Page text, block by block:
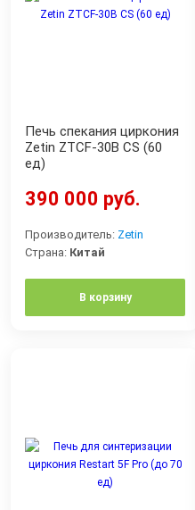
Печь спекания циркония
Zetin ZTCF-30B CS (60
ед)
390 000 руб.
Производитель: Zetin
Страна: Китай
В корзину